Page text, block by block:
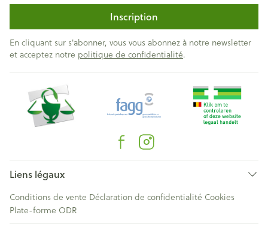
Inscription
En cliquant sur s'abonner, vous vous abonnez à notre newsletter
et acceptez notre politique de confidentialité.
Liens légaux
Conditions de vente Déclaration de confidentialité Cookies
Plate-forme ODR